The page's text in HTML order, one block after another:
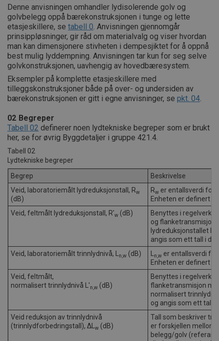
Denne anvisningen omhandler lydisolerende golv og
golvbelegg oppå bærekonstruksjonen i tunge og lette
etasjeskillere, se tabell 0. Anvisningen gjennomgår
prinsippløsninger, gir råd om materialvalg og viser hvordan
man kan dimensjonere stivheten i dempesjiktet for å oppnå
best mulig lyddempning. Anvisningen tar kun for seg selve
golvkonstruksjonen, uavhengig av hovedbæresystem.
Eksempler på komplette etasjeskillere med
tilleggskonstruksjoner både på over- og undersiden av
bærekonstruksjonen er gitt i egne anvisninger, se pkt. 04.
02 Begreper
Tabell 02 definerer noen lydtekniske begreper som er brukt
her, se for øvrig Byggdetaljer i gruppe 421.4.
Tabell 02
Lydtekniske begreper
Begrep
Beskrivelse
Veid, laboratoriemålt lydreduksjonstall, Rw
(dB)
Rw er entallsverdi for
Enheten er definert i
Veid, feltmålt lydreduksjonstall, R'w (dB)
Benyttes i
og flanketransmisjon
lydreduksjonstallet
angis som ett tall i dB.
Veid, laboratoriemålt trinnlydnivå, L
n,w (dB) n,w er entallsverdi
Enheten er definert i
Veid, feltmålt,
normalisert trinnlydnivå L'n,w (dB)
Benyttes i regelverk i
flanketransmisjon
normalisert
og angis som ett tall i
Veid reduksjon av trinnlydnivå
(trinnlydforbedringstall), ΔL w (dB)
Tall som beskriver
er forskjellen mellom
belegg/golv